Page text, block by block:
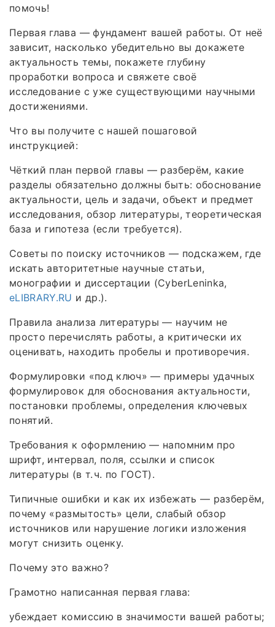
помочь!
Первая глава — фундамент вашей работы. От неё
зависит, насколько убедительно вы докажете
актуальность темы, покажете глубину
проработки вопроса и свяжете своё
исследование с уже существующими научными
достижениями.
Что вы получите с нашей пошаговой
инструкцией:
Чёткий план первой главы — разберём, какие
разделы обязательно должны быть: обоснование
актуальности, цель и задачи, объект и предмет
исследования, обзор литературы, теоретическая
база и гипотеза (если требуется).
Советы по поиску источников — подскажем, где
искать авторитетные научные статьи,
монографии и диссертации (CyberLeninka,
eLIBRARY.RU и др.).
Правила анализа литературы — научим не
просто перечислять работы, а критически их
оценивать, находить пробелы и противоречия.
Формулировки «под ключ» — примеры удачных
формулировок для обоснования актуальности,
постановки проблемы, определения ключевых
понятий.
Требования к оформлению — напомним про
шрифт, интервал, поля, ссылки и список
литературы (в т. ч. по ГОСТ).
Типичные ошибки и как их избежать — разберём,
почему «размытость» цели, слабый обзор
источников или нарушение логики изложения
могут снизить оценку.
Почему это важно?
Грамотно написанная первая глава:
убеждает комиссию в значимости вашей работы;